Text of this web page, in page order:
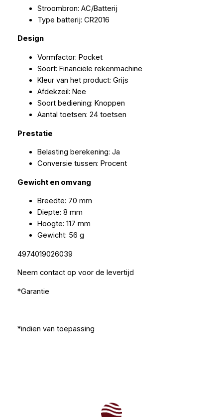
Stroombron: AC/Batterij
Type batterij: CR2016
Design
Vormfactor: Pocket
Soort: Financiële rekenmachine
Kleur van het product: Grijs
Afdekzeil: Nee
Soort bediening: Knoppen
Aantal toetsen: 24 toetsen
Prestatie
Belasting berekening: Ja
Conversie tussen: Procent
Gewicht en omvang
Breedte: 70 mm
Diepte: 8 mm
Hoogte: 117 mm
Gewicht: 56 g
4974019026039
Neem contact op voor de levertijd
*Garantie
*indien van toepassing